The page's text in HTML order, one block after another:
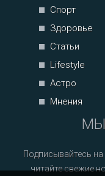
Спорт
Здоровье
Статьи
Lifestyle
Астро
Мнения
МЫ
Подписывайтесь
читайте свежие